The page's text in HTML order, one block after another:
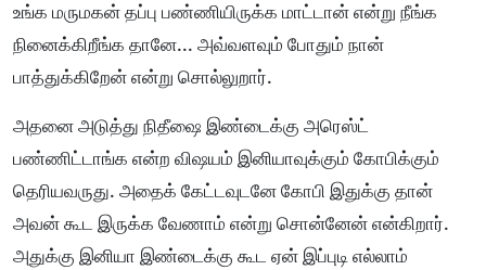
உங்க மருமகன் தப்பு பண்ணியிருக்க மாட்டான் என்று நீங்க
நினைக்கிறீங்க தானே... அவ்வளவும் போதும் நான்
பாத்துக்கிறேன் என்று சொல்லுறார்.
அதனை அடுத்து நிதீஷை இண்டைக்கு அரெஸ்ட்
பண்ணிட்டாங்க என்ற விஷயம் இனியாவுக்கும் கோபிக்கும்
தெரியவருது. அதைக் கேட்டவுடனே கோபி இதுக்கு தான்
அவன் கூட இருக்க வேணாம் என்று சொன்னேன் என்கிறார்.
அதுக்கு இனியா இண்டைக்கு கூட ஏன் இப்புடி எல்லாம்